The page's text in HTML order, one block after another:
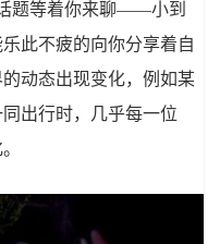
题等着你来聊——小到
此不疲的向你分享着自
动态出现变化，例如某
出行时，几乎每一位